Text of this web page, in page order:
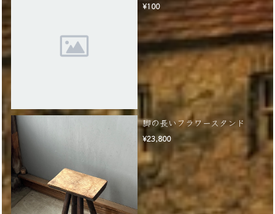
¥100
脚の長いフラワースタンド
¥23,800